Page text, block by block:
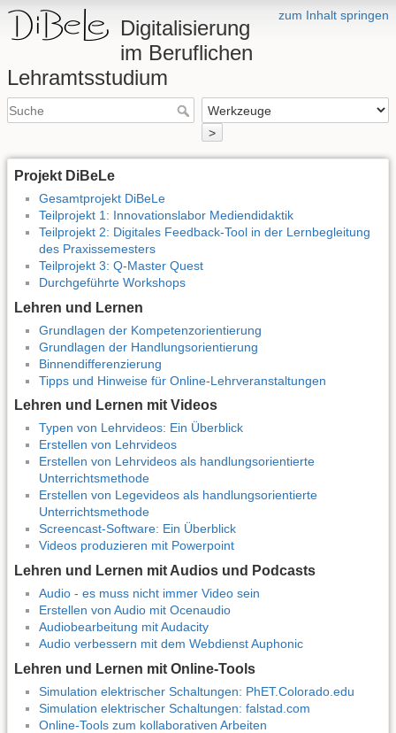
zum Inhalt springen
Digitalisierung
im Beruflichen
Lehramtsstudium
>
Projekt DiBeLe
Gesamtprojekt DiBeLe
Teilprojekt 1: Innovationslabor Mediendidaktik
Teilprojekt 2: Digitales Feedback-Tool in der Lernbegleitung
des Praxissemesters
Teilprojekt 3: Q-Master Quest
Durchgeführte Workshops
Lehren und Lernen
Grundlagen der Kompetenzorientierung
Grundlagen der Handlungsorientierung
Binnendifferenzierung
Tipps und Hinweise für Online-Lehrveranstaltungen
Lehren und Lernen mit Videos
Typen von Lehrvideos: Ein Überblick
Erstellen von Lehrvideos
Erstellen von Lehrvideos als handlungsorientierte
Unterrichtsmethode
Erstellen von Legevideos als handlungsorientierte
Unterrichtsmethode
Screencast-Software: Ein Überblick
Videos produzieren mit Powerpoint
Lehren und Lernen mit Audios und Podcasts
Audio - es muss nicht immer Video sein
Erstellen von Audio mit Ocenaudio
Audiobearbeitung mit Audacity
Audio verbessern mit dem Webdienst Auphonic
Lehren und Lernen mit Online-Tools
Simulation elektrischer Schaltungen: PhET.Colorado.edu
Simulation elektrischer Schaltungen: falstad.com
Online-Tools zum kollaborativen Arbeiten